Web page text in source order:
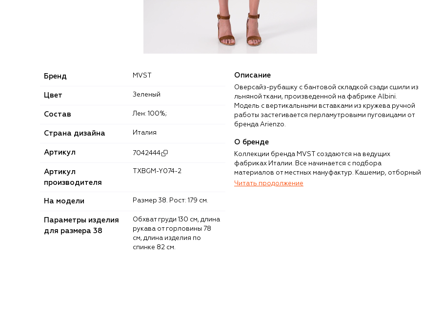
Бренд MVST
Цвет Зеленый
Состав Лен: 100%;
Страна дизайна Италия
Артикул 7042444
Артикул
производителя
TXBGM-Y074-2
На модели Размер 38. Рост: 179 см.
Параметры изделия
для размера 38
Обхват груди 130 см, длина
рукава от горловины 78
см, длина изделия по
спинке 82 см.
Описание
Оверсайз-рубашку с бантовой складкой сзади сшили из
льняной ткани, произведенной на фабрике Albini.
Модель с вертикальными вставками из кружева ручной
работы застегивается перламутровыми пуговицами от
бренда Arienzo.
О бренде
Коллекции бренда MVST создаются на ведущих
фабриках Италии. Все начинается с подбора
материалов от местных мануфактур. Кашемир, отборный
шелк Mulberry, шерсть мериноса, викуньи и альпака
Читать продолжение